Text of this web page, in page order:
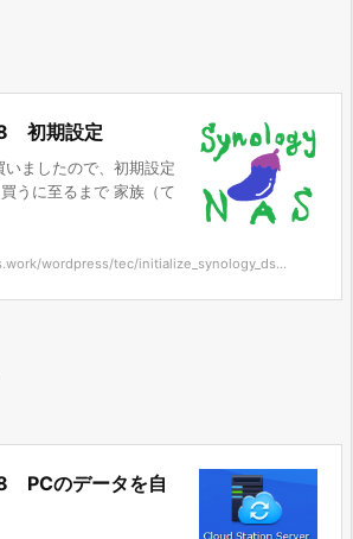
初期設定
ましたので、初期設定
うに至るまで 家族（て
wordpress/tec/initialize_synology_ds...
PCのデータを自